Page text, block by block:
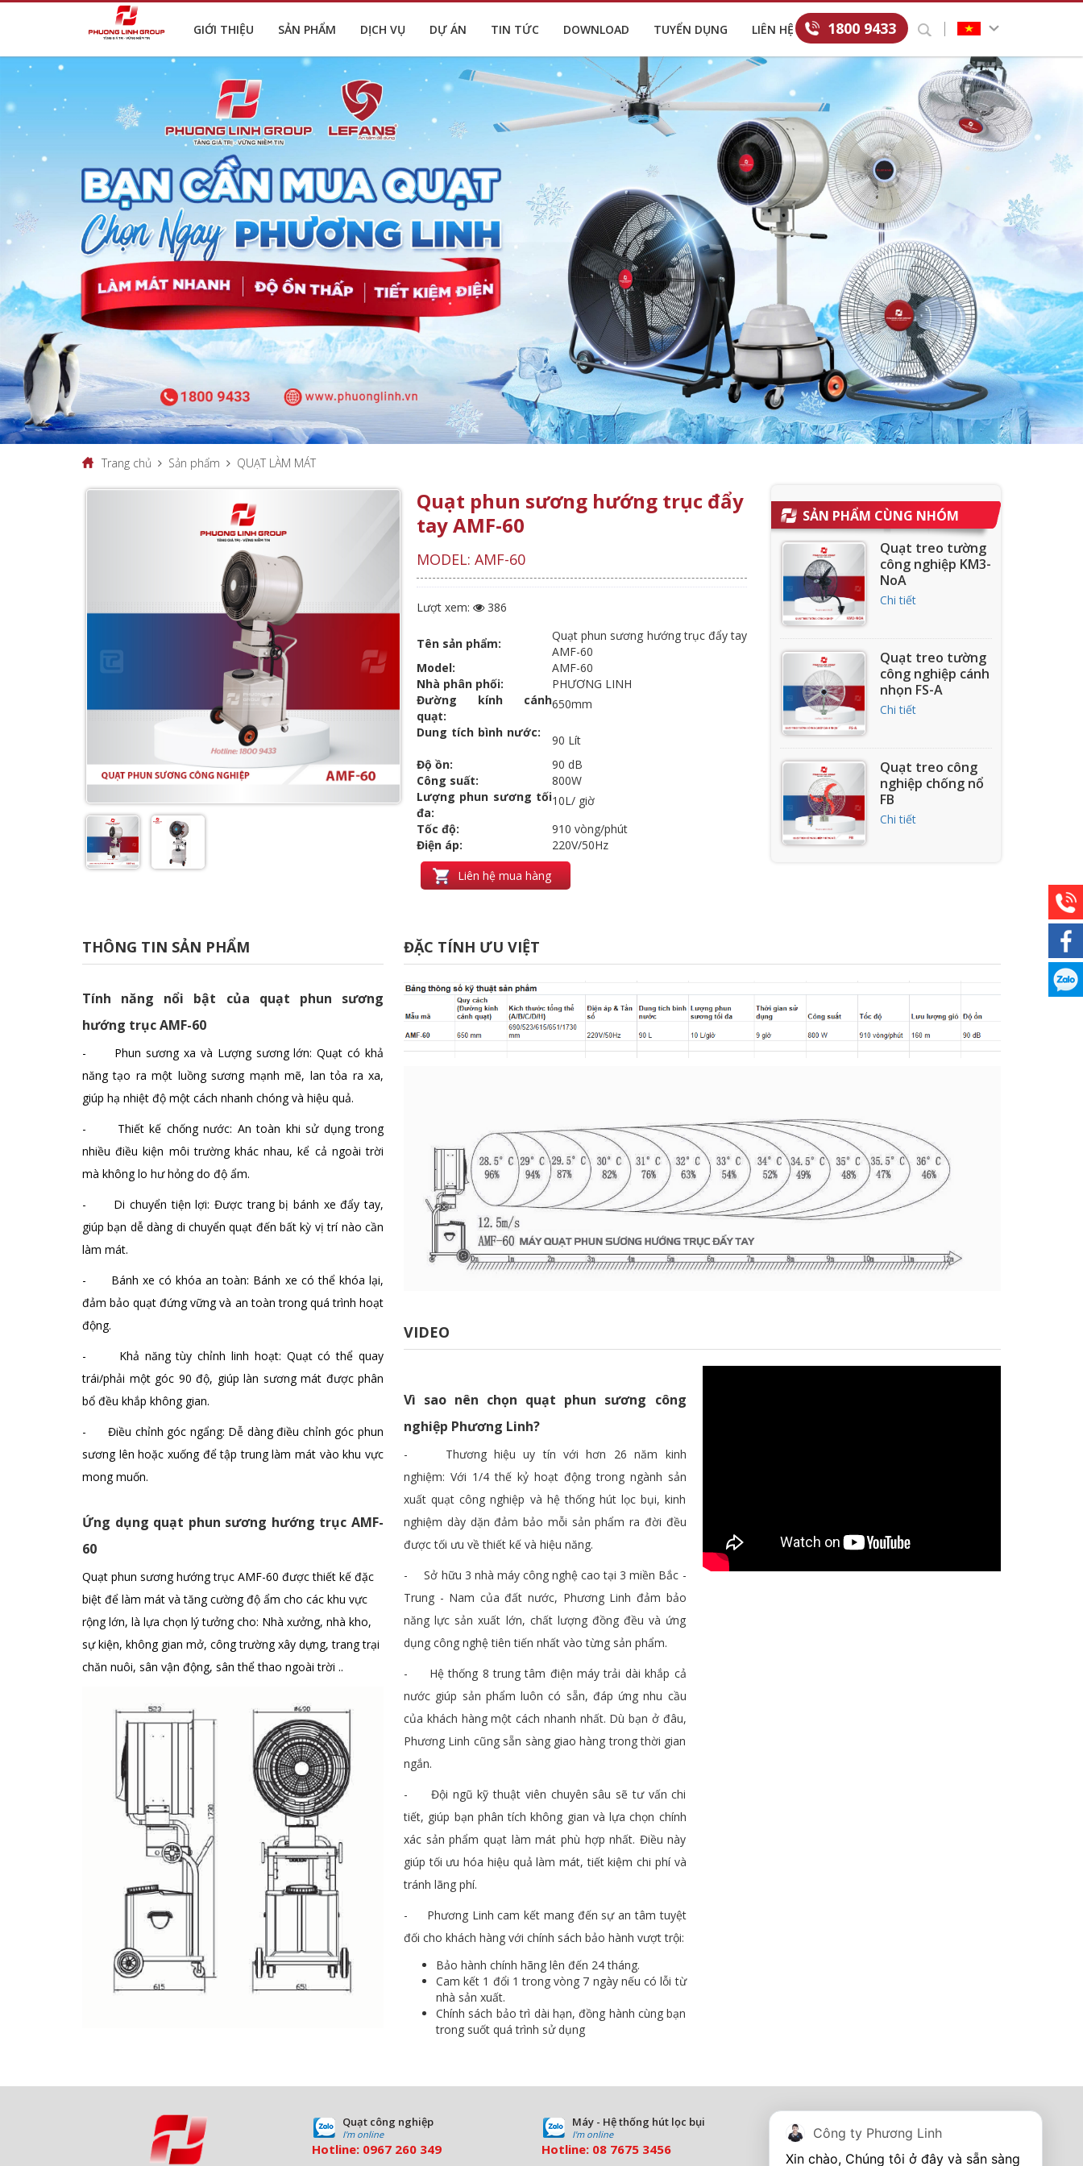
GIỚI THIỆU SẢN PHẨM DỊCH VỤ DỰ ÁN TIN TỨC DOWNLOAD TUYỂN DỤNG LIÊN HỆ 1800 9433
Trang chủ Sản phẩm QUẠT LÀM MÁT
Quạt phun sương hướng trục đẩy
tay AMF-60
MODEL: AMF-60
Lượt xem: 386
Tên sản phẩm:
Quạt phun sương hướng trục đẩy tay
AMF-60
Model:
AMF-60
Nhà phân phối:
PHƯƠNG LINH
Đường kính cánh
quạt:
650mm
Dung tích bình nước:
90 Lít
Độ ồn:
90 dB
Công suất:
800W
Lượng phun sương tối
đa:
10L/ giờ
Tốc độ:
910 vòng/phút
Điện áp:
220V/50Hz
Liên hệ mua hàng
SẢN PHẨM CÙNG NHÓM
Quạt treo tường
công nghiệp KM3-
NoA
Chi tiết
Quạt treo tường
công nghiệp cánh
nhọn FS-A
Chi tiết
Quạt treo công
nghiệp chống nổ
FB
Chi tiết
Quạt treo tường
Chi tiết
FB-45B
Chi tiết
THÔNG TIN SẢN PHẨM
Tính năng nổi bật của quạt phun sương
hướng trục AMF-60
- Phun sương xa và Lượng sương lớn: Quạt có khả
năng tạo ra một luồng sương mạnh mẽ, lan tỏa ra xa,
giúp hạ nhiệt độ một cách nhanh chóng và hiệu quả.
- Thiết kế chống nước: An toàn khi sử dụng trong
nhiều điều kiện môi trường khác nhau, kể cả ngoài trời
mà không lo hư hỏng do độ ẩm.
- Di chuyển tiện lợi: Được trang bị bánh xe đẩy tay,
giúp bạn dễ dàng di chuyển quạt đến bất kỳ vị trí nào cần
làm mát.
- Bánh xe có khóa an toàn: Bánh xe có thể khóa lại,
đảm bảo quạt đứng vững và an toàn trong quá trình hoạt
động.
- Khả năng tùy chỉnh linh hoạt: Quạt có thể quay
trái/phải một góc 90 độ, giúp làn sương mát được phân
bổ đều khắp không gian.
- Điều chỉnh góc ngẩng: Dễ dàng điều chỉnh góc phun
sương lên hoặc xuống để tập trung làm mát vào khu vực
mong muốn.
Ứng dụng quạt phun sương hướng trục AMF-
60
Quạt phun sương hướng trục AMF-60 được thiết kế đặc
biệt để làm mát và tăng cường độ ẩm cho các khu vực
rộng lớn, là lựa chọn lý tưởng cho: Nhà xưởng, nhà kho,
sự kiện, không gian mở, công trường xây dựng, trang trại
chăn nuôi, sân vận động, sân thể thao ngoài trời ..
ĐẶC TÍNH ƯU VIỆT
VIDEO
Vì sao nên chọn quạt phun sương công
nghiệp Phương Linh?
- Thương hiệu uy tín với hơn 26 năm kinh
nghiệm: Với 1/4 thế kỷ hoạt động trong ngành sản
xuất quạt công nghiệp và hệ thống hút lọc bụi, kinh
nghiệm dày dặn đảm bảo mỗi sản phẩm ra đời đều
được tối ưu về thiết kế và hiệu năng.
- Sở hữu 3 nhà máy công nghệ cao tại 3 miền Bắc -
Trung - Nam của đất nước, Phương Linh đảm bảo
năng lực sản xuất lớn, chất lượng đồng đều và ứng
dụng công nghệ tiên tiến nhất vào từng sản phẩm.
- Hệ thống 8 trung tâm điện máy trải dài khắp cả
nước giúp sản phẩm luôn có sẵn, đáp ứng nhu cầu
của khách hàng một cách nhanh nhất. Dù bạn ở đâu,
Phương Linh cũng sẵn sàng giao hàng trong thời gian
ngắn.
- Đội ngũ kỹ thuật viên chuyên sâu sẽ tư vấn chi
tiết, giúp bạn phân tích không gian và lựa chọn chính
xác sản phẩm quạt làm mát phù hợp nhất. Điều này
giúp tối ưu hóa hiệu quả làm mát, tiết kiệm chi phí và
tránh lãng phí.
- Phương Linh cam kết mang đến sự an tâm tuyệt
đối cho khách hàng với chính sách bảo hành vượt trội:
Bảo hành chính hãng lên đến 24 tháng.
Cam kết 1 đổi 1 trong vòng 7 ngày nếu có lỗi từ
nhà sản xuất.
Chính sách bảo trì dài hạn, đồng hành cùng bạn
trong suốt quá trình sử dụng
Quạt công nghiệp
I'm online
Hotline: 0967 260 349
Máy - Hệ thống hút lọc bụi
I'm online
Hotline: 08 7675 3456
I'm online
Công ty Phương Linh
Xin chào, Chúng tôi ở đây và sẵn sàng